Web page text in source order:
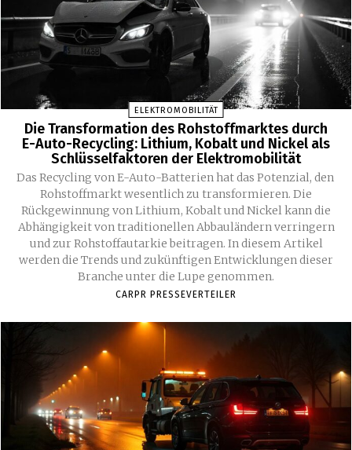
ELEKTROMOBILITÄT
Die Transformation des Rohstoffmarktes durch
E-Auto-Recycling: Lithium, Kobalt und Nickel als
Schlüsselfaktoren der Elektromobilität
Das Recycling von E-Auto-Batterien hat das Potenzial, den
Rohstoffmarkt wesentlich zu transformieren. Die
Rückgewinnung von Lithium, Kobalt und Nickel kann die
Abhängigkeit von traditionellen Abbauländern verringern
und zur Rohstoffautarkie beitragen. In diesem Artikel
werden die Trends und zukünftigen Entwicklungen dieser
Branche unter die Lupe genommen.
CARPR PRESSEVERTEILER